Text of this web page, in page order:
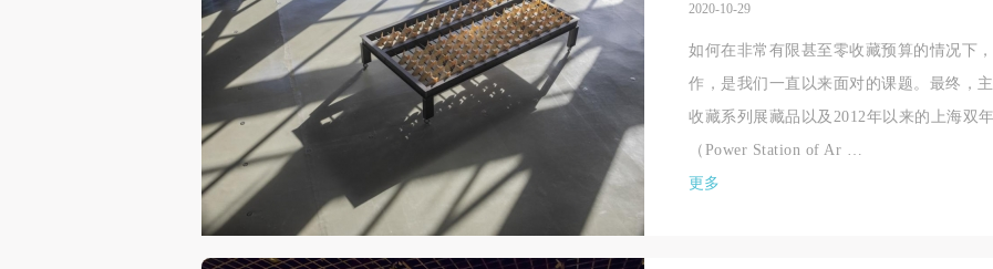
2020-10-29
如何在非常有限甚至零收藏预算的情况下
作，是我们一直以来面对的课题。最终，
收藏系列展藏品以及2012年以来的上海双
（Power Station of Ar …
更多
快捷登录 帐号密码登录
手机号码